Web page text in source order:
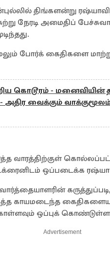
திங்களன்று
நேரடி அமைதிப்
போர்க் கைதிகளை
கொடூரம் -
வைக்கும்
வாரத்திற்குள்
ஒப்படைக்க
காயமடைந்த
ஒப்புக்
Advertisement